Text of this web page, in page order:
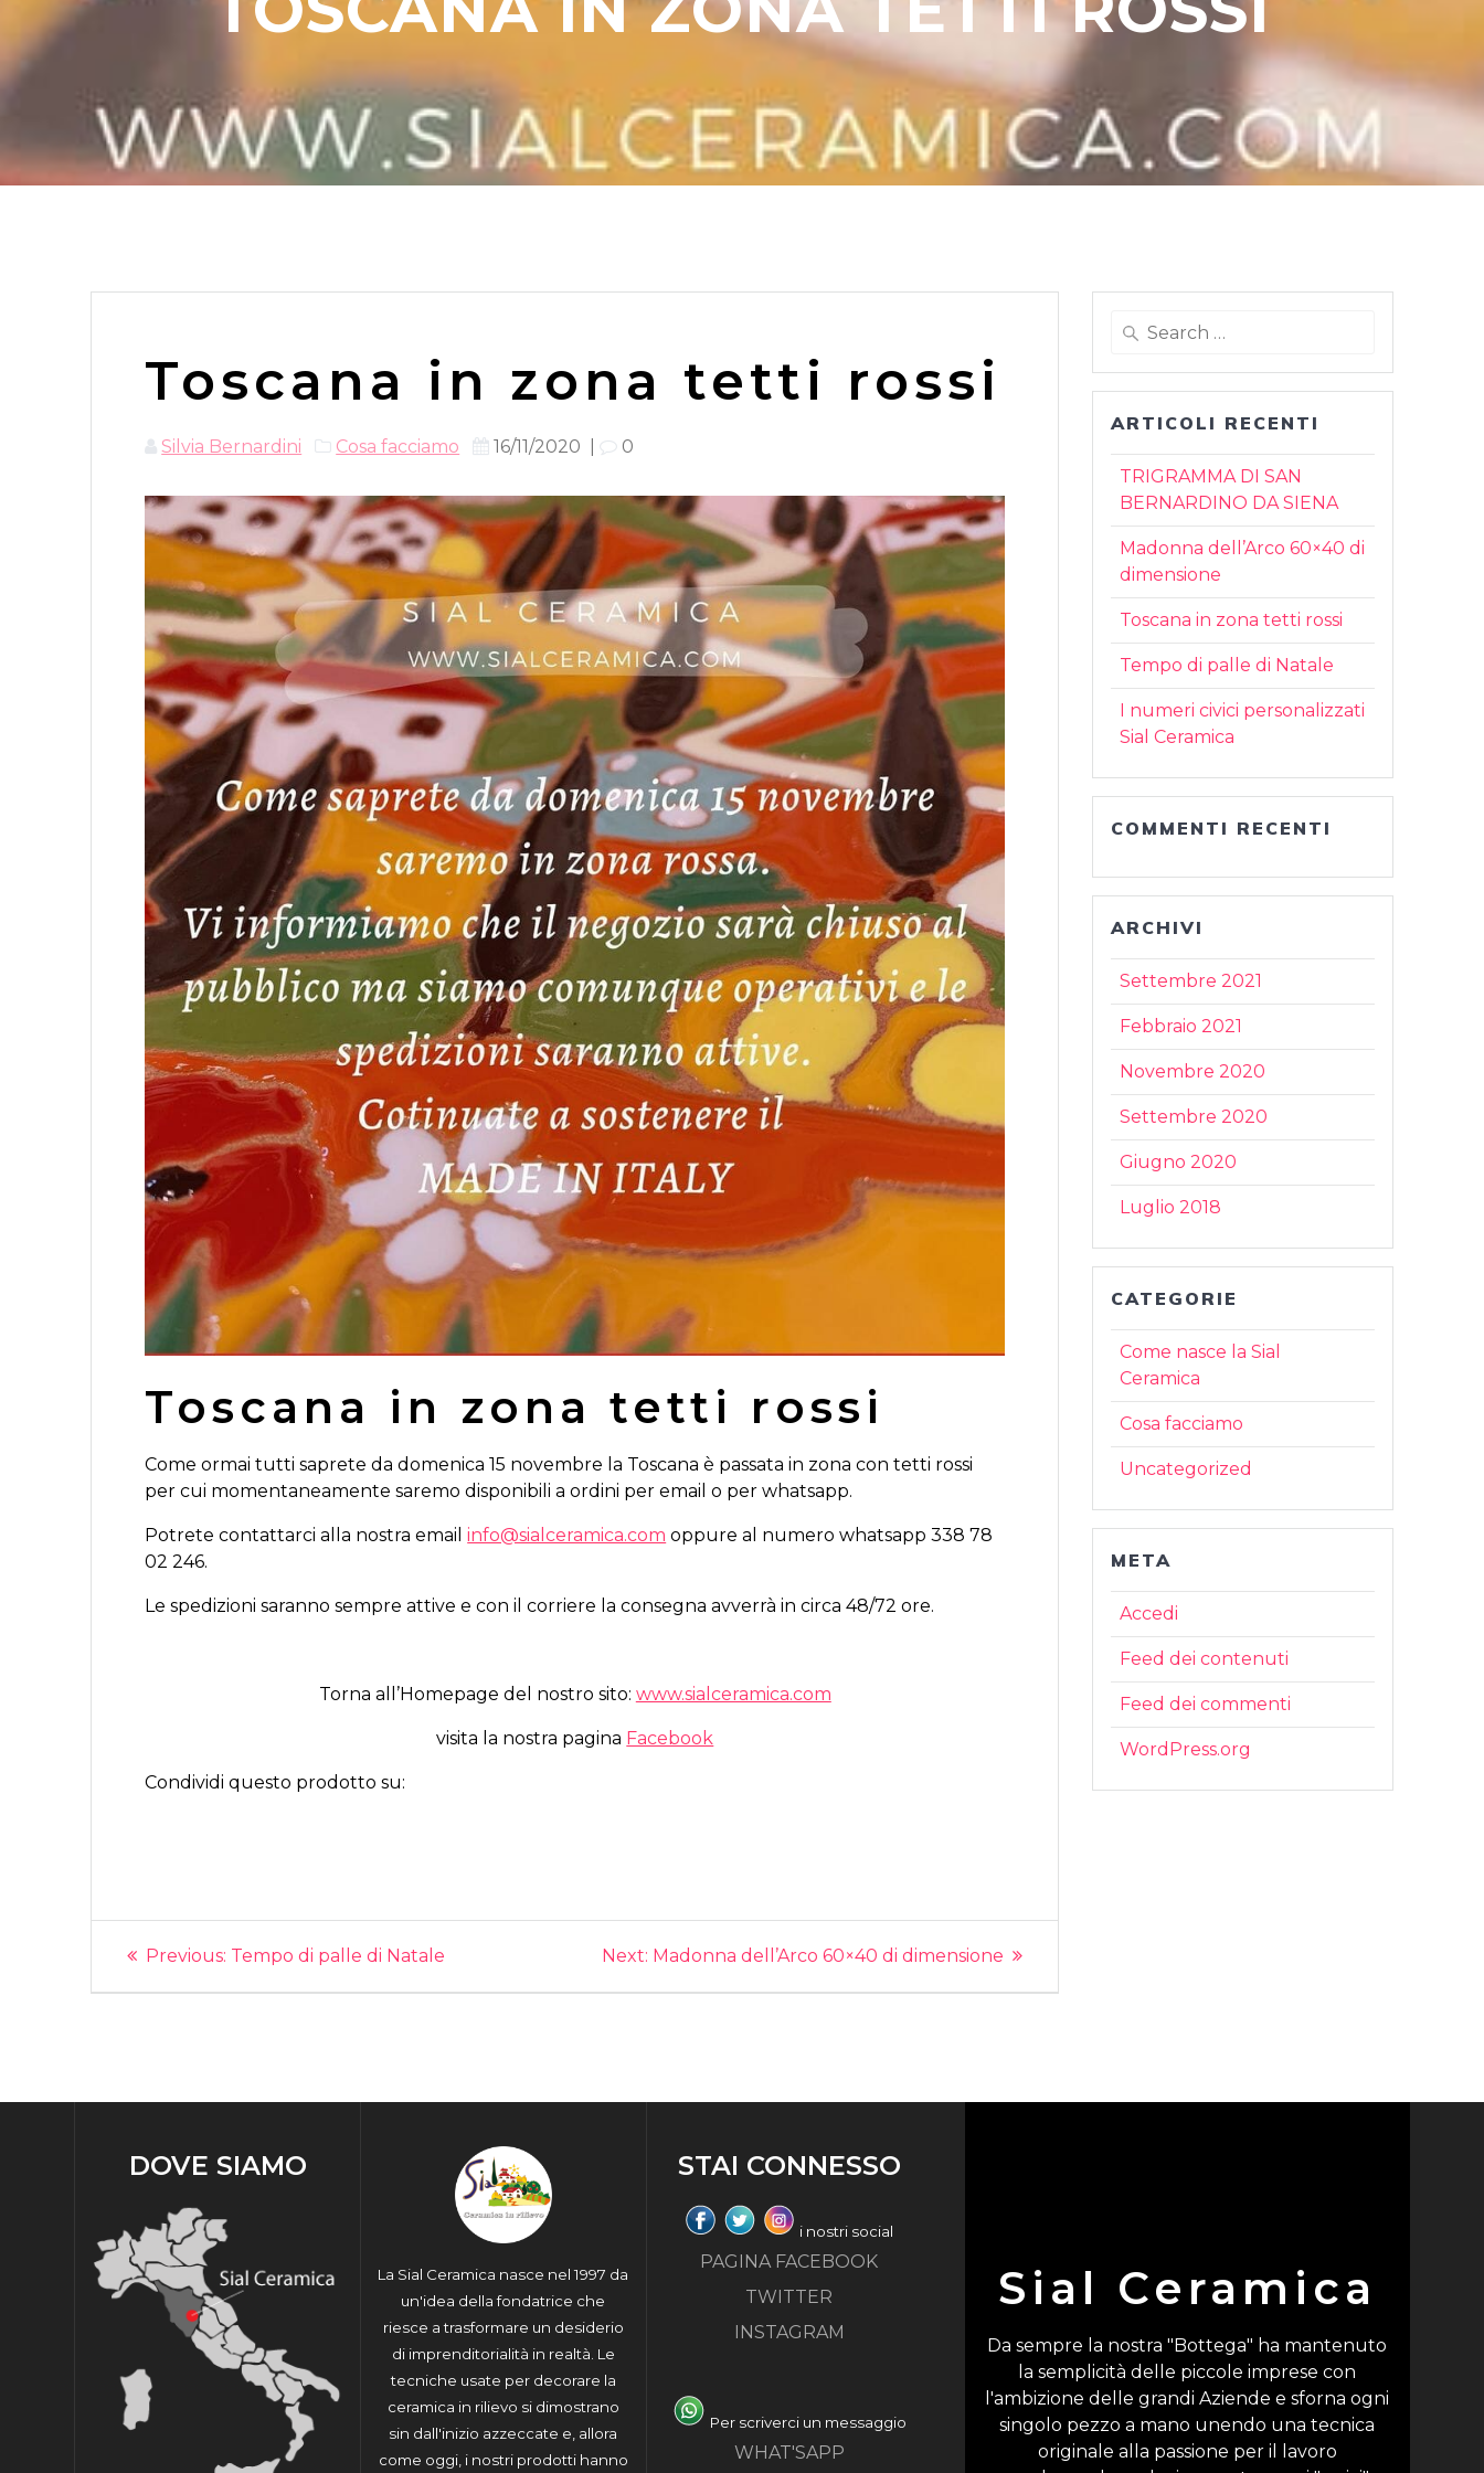
Toscana in zona tetti rossi
Silvia Bernardini Cosa facciamo 16/11/2020 | 0
Toscana in zona tetti rossi
Come ormai tutti saprete da domenica 15 novembre la Toscana è passata in zona con tetti rossi
per cui momentaneamente saremo disponibili a ordini per email o per whatsapp.
Potrete contattarci alla nostra emailinfo@sialceramica.com oppure al numero whatsapp 338 78
02 246.
Le spedizioni saranno sempre attive e con il corriere la consegna avverrà in circa 48/72 ore.
Torna all’Homepage del nostro sito: www.sialceramica.com
visita la nostra pagina Facebook
Condividi questo prodotto su:
Navigazione
articoli
Previous: Previous
Tempo di palle di Natale Next: Next
Madonna dell’Arco 60×40 di dimensione
Search
ARTICOLI RECENTI
TRIGRAMMA DI SAN
BERNARDINO DA SIENA
Madonna dell’Arco 60×40 di
dimensione
Toscana in zona tetti rossi
Tempo di palle di Natale
I numeri civici personalizzati
Sial Ceramica
COMMENTI RECENTI
ARCHIVI
Settembre 2021
Febbraio 2021
Novembre 2020
Settembre 2020
Giugno 2020
Luglio 2018
CATEGORIE
Come nasce la Sial
Ceramica
Cosa facciamo
Uncategorized
META
Accedi
Feed dei contenuti
Feed dei commenti
WordPress.org
DOVE SIAMO
La Sial Ceramica nasce nel 1997 da
un'idea della fondatrice che
riesce a trasformare un desiderio
di imprenditorialità in realtà. Le
tecniche usate per decorare la
ceramica in rilievo si dimostrano
sin dall'inizio azzeccate e, allora
come oggi, i nostri prodotti hanno
STAI CONNESSO
i nostri social
PAGINA FACEBOOK
TWITTER
INSTAGRAM
Per scriverci un messaggio
WHAT'SAPP
Sial Ceramica
Da sempre la nostra "Bottega" ha mantenuto
la semplicità delle piccole imprese con
l'ambizione delle grandi Aziende e sforna ogni
singolo pezzo a mano unendo una tecnica
originale alla passione per il lavoro